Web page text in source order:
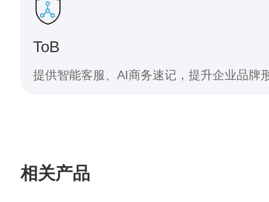
ToB
提供智能客服、AI商务速记，提升企业品牌
相关产品